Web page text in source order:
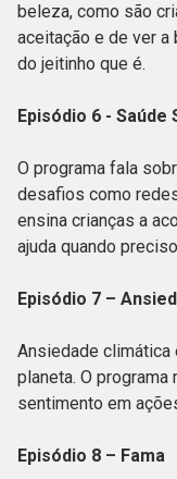
beleza, como são
aceitação e de ver a
do jeitinho que é.
Episódio 6 - Saúde
O programa fala
desafios como
ensina crianças a
ajuda quando
Episódio 7 –
Ansiedade climática
planeta. O
sentimento em
Episódio 8 – Fama